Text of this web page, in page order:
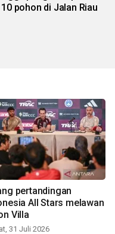
pohon di Jalan Riau
pertandingan
All Stars melawan
Villa
31 Juli 2026